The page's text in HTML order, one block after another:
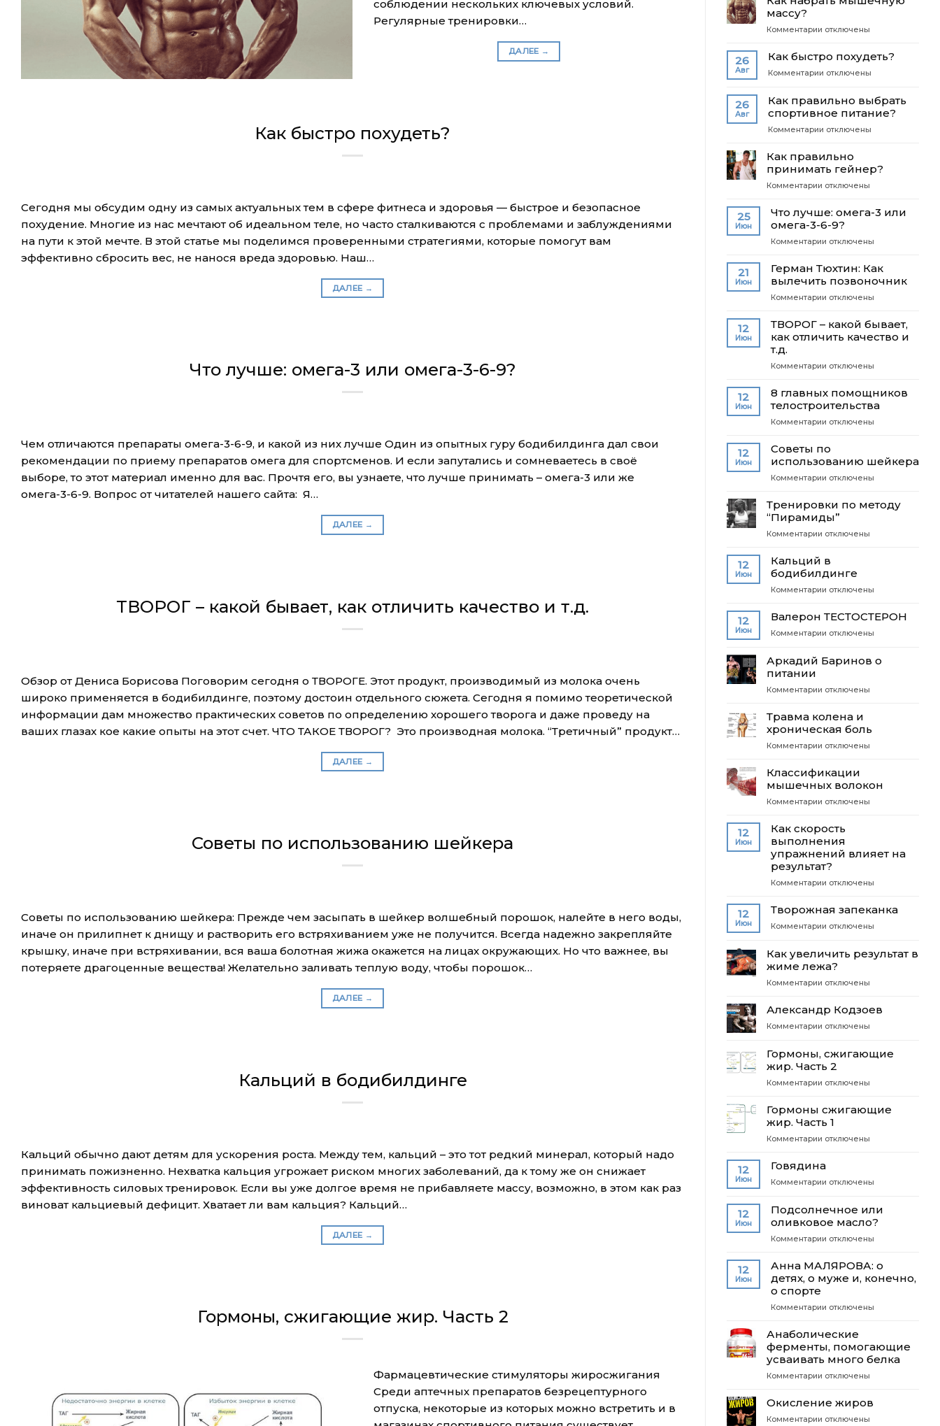
соблюдении нескольких ключевых условий.
Регулярные тренировки…
ДАЛЕЕ →
Как быстро похудеть?
Сегодня мы обсудим одну из самых актуальных тем в сфере фитнеса и здоровья — быстрое и безопасное
похудение. Многие из нас мечтают об идеальном теле, но часто сталкиваются с проблемами и заблуждениями
на пути к этой мечте. В этой статье мы поделимся проверенными стратегиями, которые помогут вам
эффективно сбросить вес, не нанося вреда здоровью. Наш…
ДАЛЕЕ →
Что лучше: омега-3 или омега-3-6-9?
Чем отличаются препараты омега-3-6-9, и какой из них лучше Один из опытных гуру бодибилдинга дал свои
рекомендации по приему препаратов омега для спортсменов. И если запутались и сомневаетесь в своё
выборе, то этот материал именно для вас. Прочтя его, вы узнаете, что лучше принимать – омега-3 или же
омега-3-6-9. Вопрос от читателей нашего сайта: Я…
ДАЛЕЕ →
ТВОРОГ – какой бывает, как отличить качество и т.д.
Обзор от Дениса Борисова Поговорим сегодня о ТВОРОГЕ. Этот продукт, производимый из молока очень
широко применяется в бодибилдинге, поэтому достоин отдельного сюжета. Сегодня я помимо теоретической
информации дам множество практических советов по определению хорошего творога и даже проведу на
ваших глазах кое какие опыты на этот счет. ЧТО ТАКОЕ ТВОРОГ? Это производная молока. “Третичный” продукт…
ДАЛЕЕ →
Советы по использованию шейкера
Советы по использованию шейкера: Прежде чем засыпать в шейкер волшебный порошок, налейте в него воды,
иначе он прилипнет к днищу и растворить его встряхиванием уже не получится. Всегда надежно закрепляйте
крышку, иначе при встряхивании, вся ваша болотная жижа окажется на лицах окружающих. Но что важнее, вы
потеряете драгоценные вещества! Желательно заливать теплую воду, чтобы порошок…
ДАЛЕЕ →
Кальций в бодибилдинге
Кальций обычно дают детям для ускорения роста. Между тем, кальций – это тот редкий минерал, который надо
принимать пожизненно. Нехватка кальция угрожает риском многих заболеваний, да к тому же он снижает
эффективность силовых тренировок. Если вы уже долгое время не прибавляете массу, возможно, в этом как раз
виноват кальциевый дефицит. Хватает ли вам кальция? Кальций…
ДАЛЕЕ →
Гормоны, сжигающие жир. Часть 2
Фармацевтические стимуляторы жиросжигания
Среди аптечных препаратов безрецептурного
отпуска, некоторые из которых можно встретить и в
исследований
витаминный
массу?
Комментарии к
Как
мышечную
отключены
26
Авг
Как быстро похудеть?
Комментарии котключены
26
Авг
Как правильно выбрать
спортивное питание?
Комментарии к
Как
правильно
спортивное
отключены
Как правильно
принимать гейнер?
Комментарии к
Как
правильно
гейнер?
отключены
25
Июн
Что лучше: омега-3 или
омега-3-6-9?
Комментарии к
Что
или
6-
9?
отключены
21
Июн
​Герман Тюхтин: Как
вылечить позвоночник
Комментарии к
вылечить
отключены
12
Июн
ТВОРОГ – какой бывает,
как отличить качество и
т.д.
Комментарии к
ТВОРОГ
бывает,
отличить
качество
отключены
12
Июн
8 главных помощников
телостроительства
Комментарии к
8
телостроительства
отключены
12
Июн
Советы по
использованию шейкера
Комментарии к
Советы
шейкера
отключены
Тренировки по методу
“Пирамиды”
Комментарии к
Тренировки
методу
“Пирамиды”
отключены
12
Июн
Кальций в
бодибилдинге
Комментарии к
Кальций
бодибилдинге
отключены
12
Июн
Валерон ТЕСТОСТЕРОН
Комментарии к
Валерон
ТЕСТОСТЕРОН
отключены
Аркадий Баринов о
питании
Комментарии к
Аркадий
Баринов
питании
отключены
​Травма колена и
хроническая боль
Комментарии к
и
боль
отключены
​Классификации
мышечных волокон
Комментарии к
мышечных
отключены
12
Июн
Как скорость
выполнения
упражнений влияет на
результат?
Комментарии к
Как
выполнения
влияет
на
отключены
12
Июн
Творожная запеканка
Комментарии к
запеканка
отключены
Как увеличить результат в
жиме лежа?
Комментарии к
Как
увеличить
результат
жиме
лежа?
отключены
Александр Кодзоев
Комментарии к
Кодзоев
отключены
Гормоны, сжигающие
жир. Часть 2
Комментарии к
Гормоны,
сжигающие
Часть
отключены
Гормоны сжигающие
жир. Часть 1
Комментарии к
Гормоны
жир.
1
отключены
12
Июн
Говядина
Комментарии котключены
12
Июн
Подсолнечное или
оливковое масло?
Комментарии к
Подсолнечное
оливковое
отключены
12
Июн
Анна МАЛЯРОВА: о
детях, о муже и, конечно,
о спорте
Комментарии к
Анна
о
о
и,
отключены
Анаболические
ферменты, помогающие
усваивать много белка
Комментарии к
Анаболические
ферменты,
помогающие
отключены
Окисление жиров
Комментарии котключены